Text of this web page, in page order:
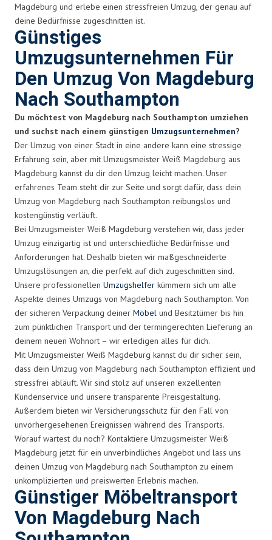
Magdeburg und erlebe einen stressfreien Umzug, der genau auf
deine Bedürfnisse zugeschnitten ist.
Günstiges
Umzugsunternehmen Für
Den Umzug Von Magdeburg
Nach Southampton
Du möchtest von Magdeburg nach Southampton umziehen
und suchst nach einem günstigen Umzugsunternehmen?
Der Umzug von einer Stadt in eine andere kann eine stressige
Erfahrung sein, aber mit Umzugsmeister Weiß Magdeburg aus
Magdeburg kannst du dir den Umzug leicht machen. Unser
erfahrenes Team steht dir zur Seite und sorgt dafür, dass dein
Umzug von Magdeburg nach Southampton reibungslos und
kostengünstig verläuft.
Bei Umzugsmeister Weiß Magdeburg verstehen wir, dass jeder
Umzug einzigartig ist und unterschiedliche Bedürfnisse und
Anforderungen hat. Deshalb bieten wir maßgeschneiderte
Umzugslösungen an, die perfekt auf dich zugeschnitten sind.
Unsere professionellen Umzugshelfer kümmern sich um alle
Aspekte deines Umzugs von Magdeburg nach Southampton. Von
der sicheren Verpackung deiner Möbel und Besitztümer bis hin
zum pünktlichen Transport und der termingerechten Lieferung an
deinem neuen Wohnort – wir erledigen alles für dich.
Mit Umzugsmeister Weiß Magdeburg kannst du dir sicher sein,
dass dein Umzug von Magdeburg nach Southampton effizient und
stressfrei abläuft. Wir sind stolz auf unseren exzellenten
Kundenservice und unsere transparente Preisgestaltung.
Außerdem bieten wir Versicherungsschutz für den Fall von
unvorhergesehenen Ereignissen während des Transports.
Worauf wartest du noch? Kontaktiere Umzugsmeister Weiß
Magdeburg jetzt für ein unverbindliches Angebot und lass uns
deinen Umzug von Magdeburg nach Southampton zu einem
unkomplizierten und preiswerten Erlebnis machen.
Günstiger Möbeltransport
Von Magdeburg Nach